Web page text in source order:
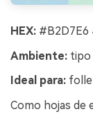
HEX: #B2D7E6
Ambiente: tipo
Ideal para:
Como hojas de